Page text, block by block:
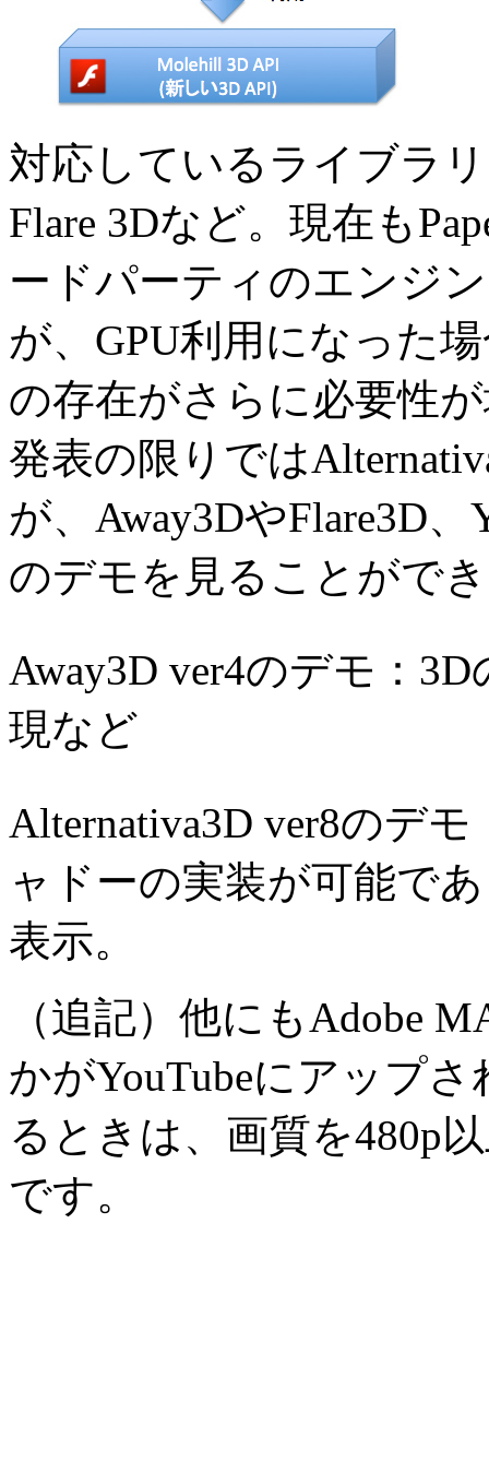
対応しているライブラ
Flare 3Dなど。現在も
ードパーティのエンジ
が、GPU利用になった
の存在がさらに必要性
発表の限りでは
が、Away3DやFlare3D
のデモを見ることがで
Away3D ver4のデモ：
現など
Alternativa3D ver8のデ
ャドーの実装が可能で
表示。
（追記）他にもAdobe
かがYouTubeにアップ
るときは、画質を480p
です。